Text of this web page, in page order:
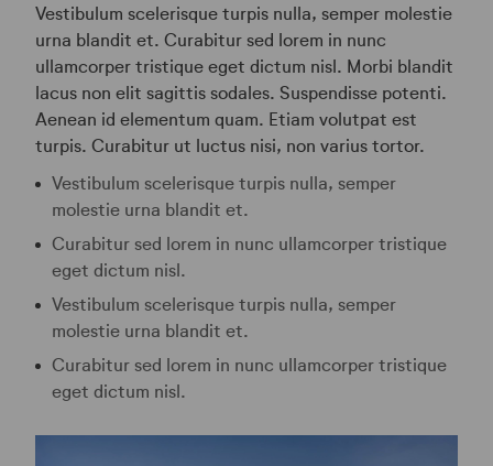
Vestibulum scelerisque turpis nulla, semper molestie
urna blandit et. Curabitur sed lorem in nunc
ullamcorper tristique eget dictum nisl. Morbi blandit
lacus non elit sagittis sodales. Suspendisse potenti.
Aenean id elementum quam. Etiam volutpat est
turpis. Curabitur ut luctus nisi, non varius tortor.
Vestibulum scelerisque turpis nulla, semper
molestie urna blandit et.
Curabitur sed lorem in nunc ullamcorper tristique
eget dictum nisl.
Vestibulum scelerisque turpis nulla, semper
molestie urna blandit et.
Curabitur sed lorem in nunc ullamcorper tristique
eget dictum nisl.